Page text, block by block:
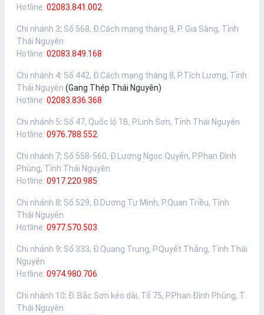
Hotline: 02083.841.002
Chi nhánh 3: Số 568, Đ.Cách mạng tháng 8, P. Gia Sàng, Tỉnh
Thái Nguyên
Hotline: 02083.849.168
Chi nhánh 4: Số 442, Đ.Cách mạng tháng 8, P.Tích Lương, Tỉnh
Thái Nguyên (Gang Thép Thái Nguyên)
Hotline: 02083.836.368
Chi nhánh 5: Số 47, Quốc lộ 1B, P.Linh Sơn, Tỉnh Thái Nguyên
Hotline: 0976.788.552
Chi nhánh 7: Số 558-560, Đ.Lương Ngọc Quyến, P.Phan Đình
Phùng, Tỉnh Thái Nguyên
Hotline: 0917.220.985
Chi nhánh 8: Số 529, Đ.Dương Tự Minh, P.Quan Triều, Tỉnh
Thái Nguyên
Hotline: 0977.570.503
Chi nhánh 9: Số 333, Đ.Quang Trung, P.Quyết Thắng, Tỉnh Thái
Nguyên
Hotline: 0974.980.706
Chi nhánh 10: Đ. Bắc Sơn kéo dài, Tổ 75, P.Phan Đình Phùng, T.
Thái Nguyên